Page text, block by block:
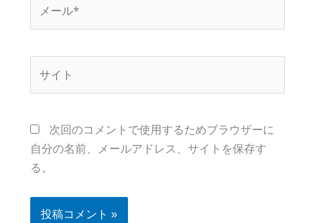
*
次回のコメントで使用するためブラウザーに
自分の名前、メールアドレス、サイトを保存す
る。